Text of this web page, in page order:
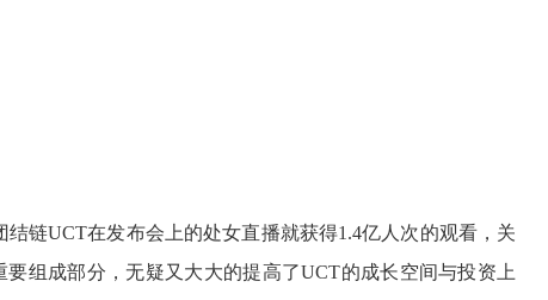
链UCT在发布会上的处女直播就获得1.4亿人次的观看，关
组成部分，无疑又大大的提高了UCT的成长空间与投资上